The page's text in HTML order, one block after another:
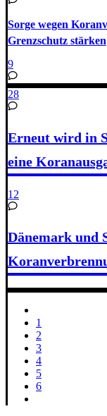
Sorge wegen
Grenzschutz stärken
9
28
Erneut wird in
eine
12
Dänemark und
1
2
3
4
5
6